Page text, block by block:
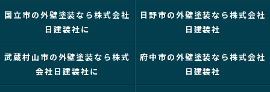
国立市の外壁塗装なら株式会社
日建装社に
日野市の外壁塗装なら株式会社
日建装社
武蔵村山市の外壁塗装なら株式
会社日建装社に
府中市の外壁塗装なら株式会社
日建装社